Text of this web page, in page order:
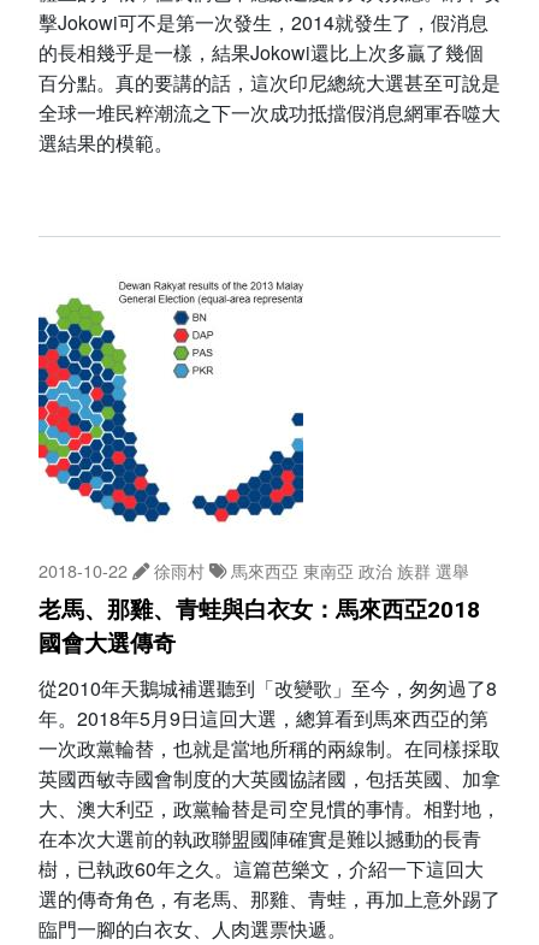
擊Jokowi可不是第一次發生，2014就發生了，假消息
的長相幾乎是一樣，結果Jokowi還比上次多贏了幾個
百分點。真的要講的話，這次印尼總統大選甚至可說是
全球一堆民粹潮流之下一次成功抵擋假消息網軍吞噬大
選結果的模範。
2018-10-22 徐雨村 馬來西亞 東南亞 政治族群選舉
老馬、那雞、青蛙與白衣女：馬來西亞2018
國會大選傳奇
從2010年天鵝城補選聽到「改變歌」至今，匆匆過了8
年。2018年5月9日這回大選，總算看到馬來西亞的第
一次政黨輪替，也就是當地所稱的兩線制。在同樣採取
英國西敏寺國會制度的大英國協諸國，包括英國、加拿
大、澳大利亞，政黨輪替是司空見慣的事情。相對地，
在本次大選前的執政聯盟國陣確實是難以撼動的長青
樹，已執政60年之久。這篇芭樂文，介紹一下這回大
選的傳奇角色，有老馬、那雞、青蛙，再加上意外踢了
臨門一腳的白衣女、人肉選票快遞。